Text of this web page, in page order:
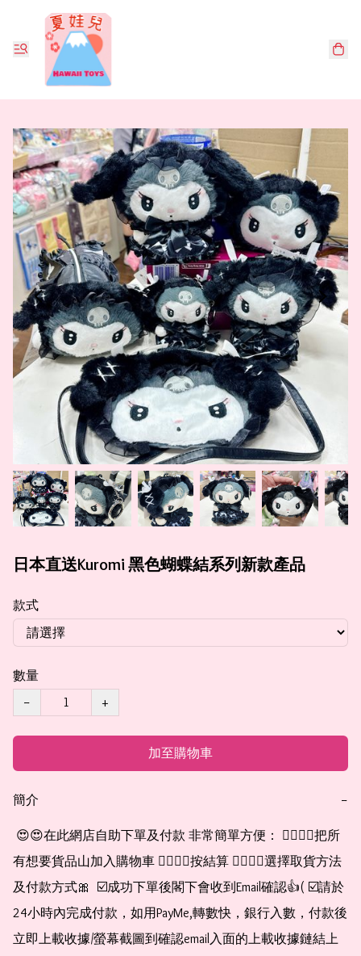
日本直送Kuromi 黑色蝴蝶結系列新款產品
款式
數量
−
+
加至購物車
簡介 −
有想要貨品山加入購物車 👉🏻👉🏻按結算 👉🏻👉🏻選擇取貨方法
及付款方式🎀  ☑️成功下單後閣下會收到Email確認👍( ☑️請於
24小時內完成付款，如用PayMe,轉數快，銀行入數，付款後
立即上載收據/螢幕截圖到確認email入面的上載收據鏈結上